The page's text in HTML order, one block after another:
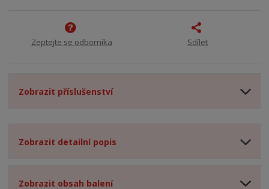
Zeptejte se odborníka Sdílet
Zobrazit příslušenství
Zobrazit detailní popis
Zobrazit obsah balení